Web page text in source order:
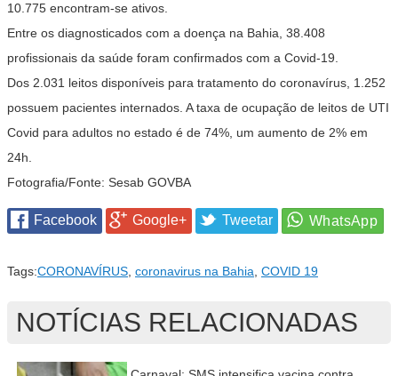
10.775 encontram-se ativos.
Entre os diagnosticados com a doença na Bahia, 38.408
profissionais da saúde foram confirmados com a Covid-19.
Dos 2.031 leitos disponíveis para tratamento do coronavírus, 1.252
possuem pacientes internados. A taxa de ocupação de leitos de UTI
Covid para adultos no estado é de 74%, um aumento de 2% em
24h.
Fotografia/Fonte: Sesab GOVBA
Facebook Google+ Tweetar
Tags:CORONAVÍRUS, coronavirus na Bahia, COVID 19
NOTÍCIAS RELACIONADAS